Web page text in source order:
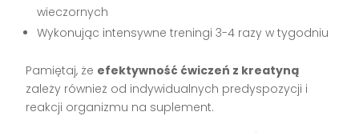
wieczornych
Wykonując intensywne treningi 3-4 razy w tygodniu
Pamiętaj, że efektywność ćwiczeń z kreatyną
zależy również od indywidualnych predyspozycji i
reakcji organizmu na suplement.